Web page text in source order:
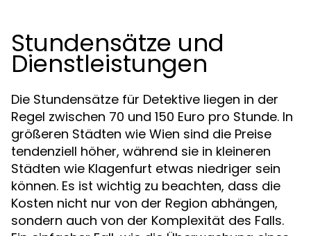
Stundensätze und
Dienstleistungen
Die Stundensätze für Detektive liegen in der
Regel zwischen 70 und 150 Euro pro Stunde. In
größeren Städten wie Wien sind die Preise
tendenziell höher, während sie in kleineren
Städten wie Klagenfurt etwas niedriger sein
können. Es ist wichtig zu beachten, dass die
Kosten nicht nur von der Region abhängen,
sondern auch von der Komplexität des Falls.